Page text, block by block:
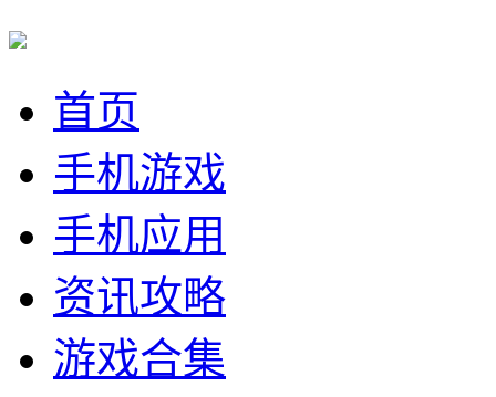
首页
手机游戏
手机应用
资讯攻略
游戏合集